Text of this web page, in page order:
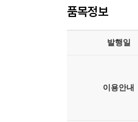
품목정보
발행일
이용안내